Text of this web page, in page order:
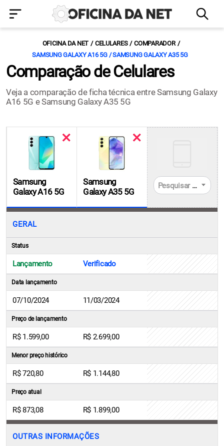
OFICINA DA NET CELULARES
COMPARADOR
SAMSUNG GALAXY A16 5G / SAMSUNG GALAXY A35 5G
Comparação de Celulares
Veja a comparação de ficha técnica entre Samsung Galaxy
A16 5G e Samsung Galaxy A35 5G
Samsung
Galaxy A16 5G
Samsung
Galaxy A35 5G
Pesquisar celulares
GERAL
Status
Lançamento Verificado
Data lançamento
07/10/2024 11/03/2024
Preço de lançamento
R$ 1.599,00 R$ 2.699,00
Menor preço histórico
R$ 720,80 R$ 1.144,80
Preço atual
R$ 873,08 R$ 1.899,00
OUTRAS INFORMAÇÕES